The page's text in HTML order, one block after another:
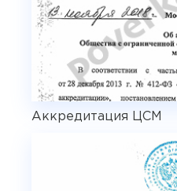
Аккредитация ЦСМ